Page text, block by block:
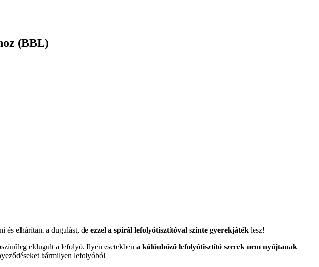
(BBL)
és elhárítani a dugulást, de ezzel a spirál lefolyótisztítóval szinte gyerekjáték lesz!
eldugult a lefolyó. Ilyen esetekben a különböző lefolyótisztító szerek nem nyújtanak
bármilyen lefolyóból.